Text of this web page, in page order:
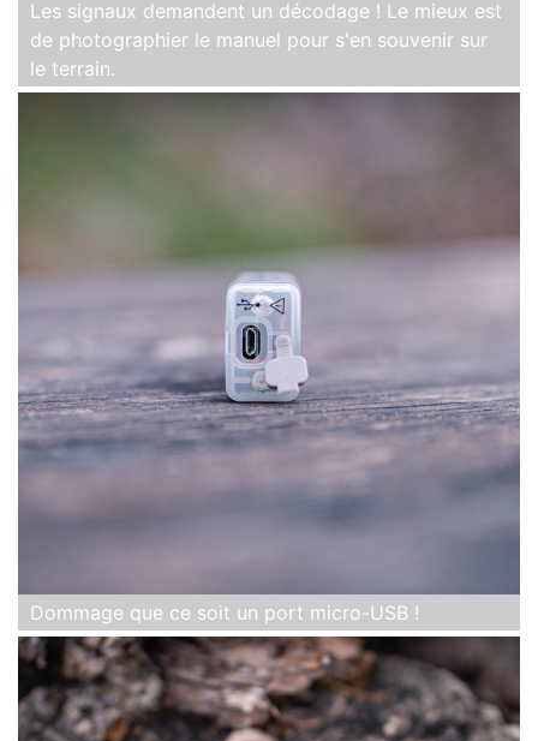
Les signaux demandent un décodage ! Le mieux est
de photographier le manuel pour s'en souvenir sur
le terrain.
Dommage que ce soit un port micro-USB !